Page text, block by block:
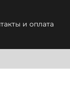
и оплата